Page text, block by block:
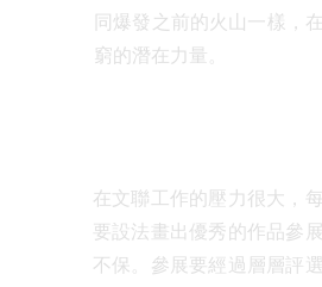
在文聯工作的壓力很大，
要設法畫出優秀的作品參
不保。參展要經過層層評
同爆發之前的火山一樣，
窮的潛在力量。